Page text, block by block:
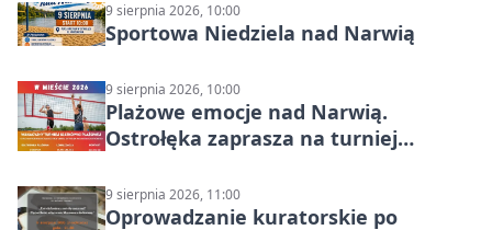
9 sierpnia 2026, 10:00
Sportowa Niedziela nad Narwią
9 sierpnia 2026, 10:00
Plażowe emocje nad Narwią.
Ostrołęka zaprasza na turniej
9 sierpnia 2026, 11:00
Oprowadzanie kuratorskie po